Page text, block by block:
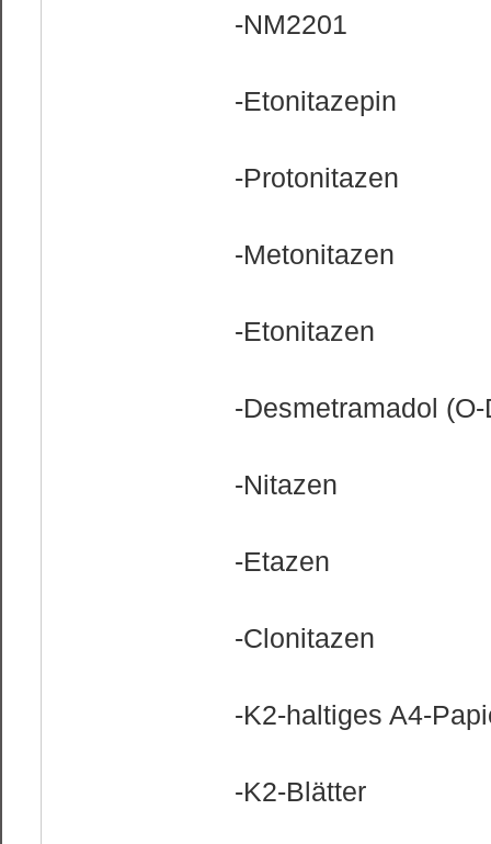
-NM2201
-Etonitazepin
-Protonitazen
-Metonitazen
-Etonitazen
-Desmetramadol
-Nitazen
-Etazen
-Clonitazen
-K2-haltiges A4-
-K2-Blätter